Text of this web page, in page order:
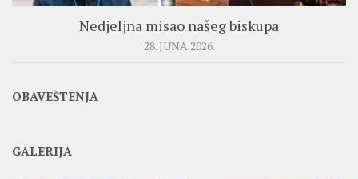
Nedjeljna misao našeg biskupa
28. JUNA 2026.
OBAVEŠTENJA
GALERIJA